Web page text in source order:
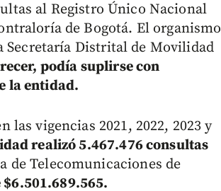
al Registro Único Nacional
de Bogotá. El organismo
Secretaría Distrital de Movilidad
podía suplirse con
la entidad.
vigencias 2021, 2022, 2023 y
realizó 5.467.476 consultas
de Telecomunicaciones de